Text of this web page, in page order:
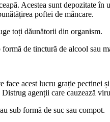
Acestea sunt depozitate
poftei de mâncare.
toți dăunătorii din organism.
de tinctură de alcool sau
acest lucru grație
agenții care cauzează
sub formă de suc sau compot.